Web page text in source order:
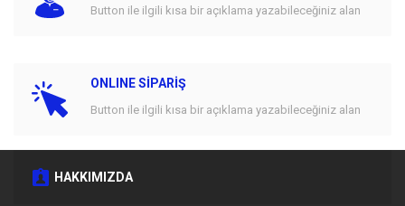
Button ile ilgili kısa bir açıklama yazabileceğiniz alan
ONLINE SİPARİŞ
Button ile ilgili kısa bir açıklama yazabileceğiniz alan
HAKKIMIZDA